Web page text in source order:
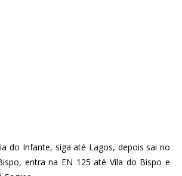
do Infante, siga até Lagos, depois sai no
entra na EN 125 até Vila do Bispo e